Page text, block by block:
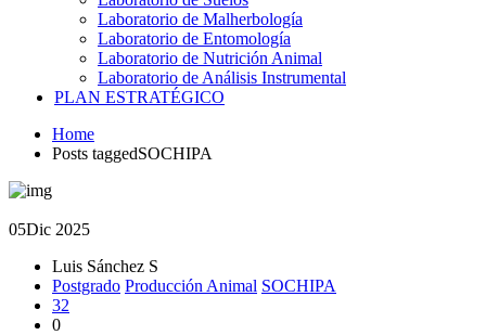
Laboratorio de Malherbología
Laboratorio de Entomología
Laboratorio de Nutrición Animal
Laboratorio de Análisis Instrumental
PLAN ESTRATÉGICO
Home
Posts taggedSOCHIPA
05Dic 2025
Luis Sánchez S
Postgrado Producción Animal SOCHIPA
32
0